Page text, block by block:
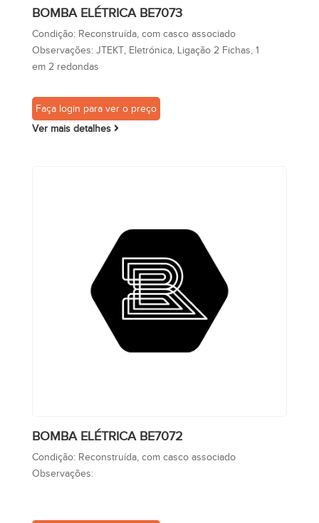
BOMBA ELÉTRICA BE7073
Condição: Reconstruída, com casco associado
Observações: JTEKT, Eletrónica, Ligação 2 Fichas, 1
em 2 redondas
Faça login para ver o preço
Ver mais detalhes
BOMBA ELÉTRICA BE7072
Condição: Reconstruída, com casco associado
Observações: